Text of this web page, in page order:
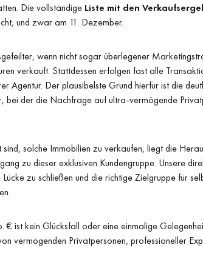
Die vollständige Liste mit den
und zwar am 11. Dezember.
wenn nicht sogar überlegener
verkauft. Stattdessen erfolgen fast alle
Agentur. Der plausibelste Grund hierfür ist die
bei der die Nachfrage auf ultra-vermögende
solche Immobilien zu verkaufen, liegt die
zu dieser exklusiven Kundengruppe. Unsere
zu schließen und die richtige Zielgruppe für
ist kein Glücksfall oder eine einmalige
vermögenden Privatpersonen, professioneller